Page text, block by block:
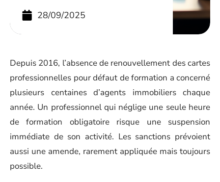
28/09/2025
Depuis 2016, l’absence de renouvellement des cartes
professionnelles pour défaut de formation a concerné
plusieurs centaines d’agents immobiliers chaque
année. Un professionnel qui néglige une seule heure
de formation obligatoire risque une suspension
immédiate de son activité. Les sanctions prévoient
aussi une amende, rarement appliquée mais toujours
possible.